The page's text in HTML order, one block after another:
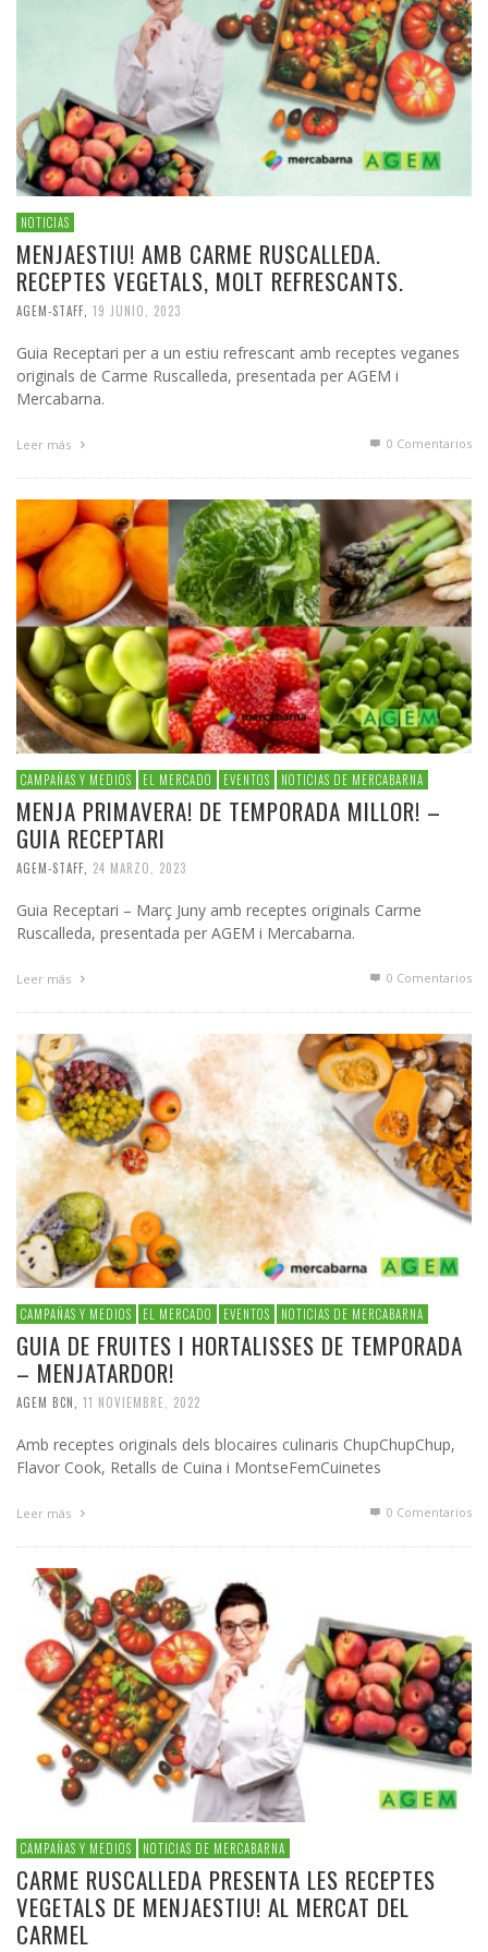
NOTICIAS
MENJAESTIU! AMB CARME RUSCALLEDA.
RECEPTES VEGETALS, MOLT REFRESCANTS.
AGEM-STAFF 19 JUNIO, 2023
Guia Receptari per a un estiu refrescant amb receptes veganes
originals de Carme Ruscalleda, presentada per AGEM i
Mercabarna.
Leer más 0 Comentarios
CAMPAÑAS Y MEDIOS EL MERCADO EVENTOS NOTICIAS DE MERCABARNA
MENJA PRIMAVERA! DE TEMPORADA MILLOR! –
GUIA RECEPTARI
AGEM-STAFF 24 MARZO, 2023
Guia Receptari – Març Juny amb receptes originals Carme
Ruscalleda, presentada per AGEM i Mercabarna.
Leer más 0 Comentarios
CAMPAÑAS Y MEDIOS EL MERCADO EVENTOS NOTICIAS DE MERCABARNA
GUIA DE FRUITES I HORTALISSES DE TEMPORADA
– MENJATARDOR!
AGEM BCN 11 NOVIEMBRE, 2022
Amb receptes originals dels blocaires culinaris ChupChupChup,
Flavor Cook, Retalls de Cuina i MontseFemCuinetes
Leer más 0 Comentarios
CAMPAÑAS Y MEDIOS NOTICIAS DE MERCABARNA
CARME RUSCALLEDA PRESENTA LES RECEPTES
VEGETALS DE MENJAESTIU! AL MERCAT DEL
CARMEL